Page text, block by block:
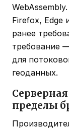
Firefox, Edge
ранее
требование
для
геоданных.
пределы